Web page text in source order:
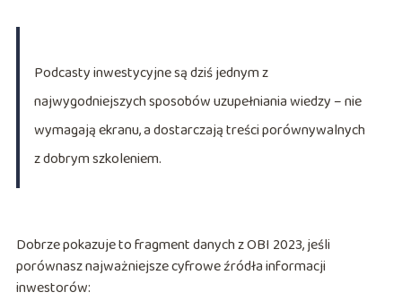
Podcasty inwestycyjne są dziś jednym z
najwygodniejszych sposobów uzupełniania wiedzy – nie
wymagają ekranu, a dostarczają treści porównywalnych
z dobrym szkoleniem.
Dobrze pokazuje to fragment danych z OBI 2023, jeśli
porównasz najważniejsze cyfrowe źródła informacji
inwestorów: